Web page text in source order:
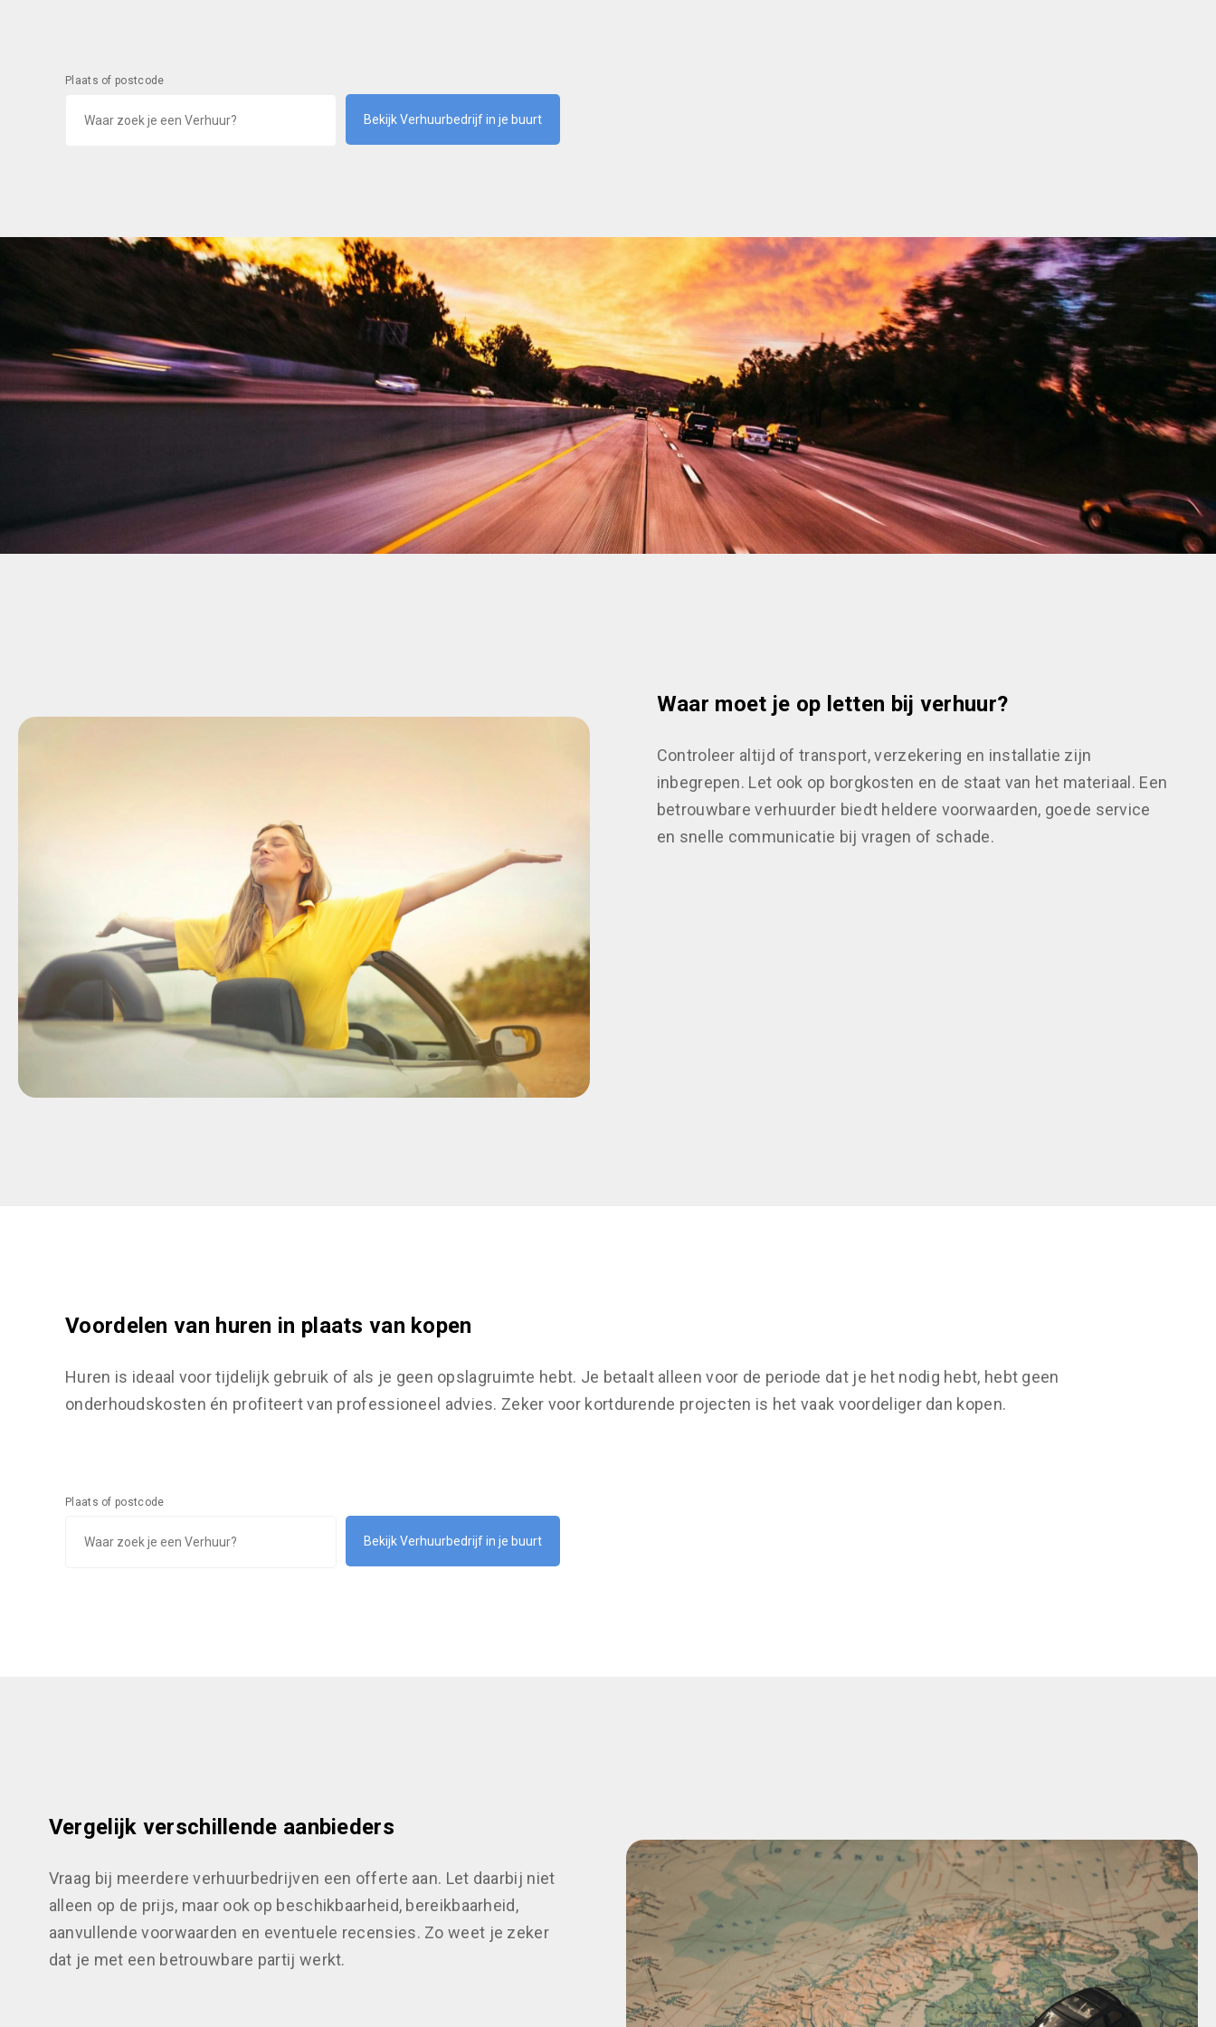
Plaats of postcode
Waar moet je op letten bij verhuur?
Controleer altijd of transport, verzekering en installatie zijn
inbegrepen. Let ook op borgkosten en de staat van het materiaal. Een
betrouwbare verhuurder biedt heldere voorwaarden, goede service
en snelle communicatie bij vragen of schade.
Voordelen van huren in plaats van kopen
Huren is ideaal voor tijdelijk gebruik of als je geen opslagruimte hebt. Je betaalt alleen voor de periode dat je het nodig hebt, hebt geen
onderhoudskosten én profiteert van professioneel advies. Zeker voor kortdurende projecten is het vaak voordeliger dan kopen.
Plaats of postcode
Vergelijk verschillende aanbieders
Vraag bij meerdere verhuurbedrijven een offerte aan. Let daarbij niet
alleen op de prijs, maar ook op beschikbaarheid, bereikbaarheid,
aanvullende voorwaarden en eventuele recensies. Zo weet je zeker
dat je met een betrouwbare partij werkt.